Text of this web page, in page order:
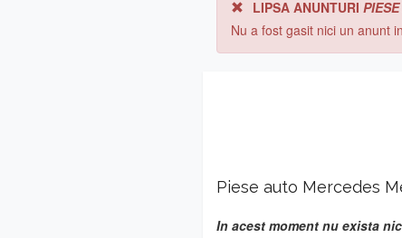
LIPSA ANUNTURI
Nu a fost gasit nici un anunt
Piese auto Mercedes
In acest moment nu exista